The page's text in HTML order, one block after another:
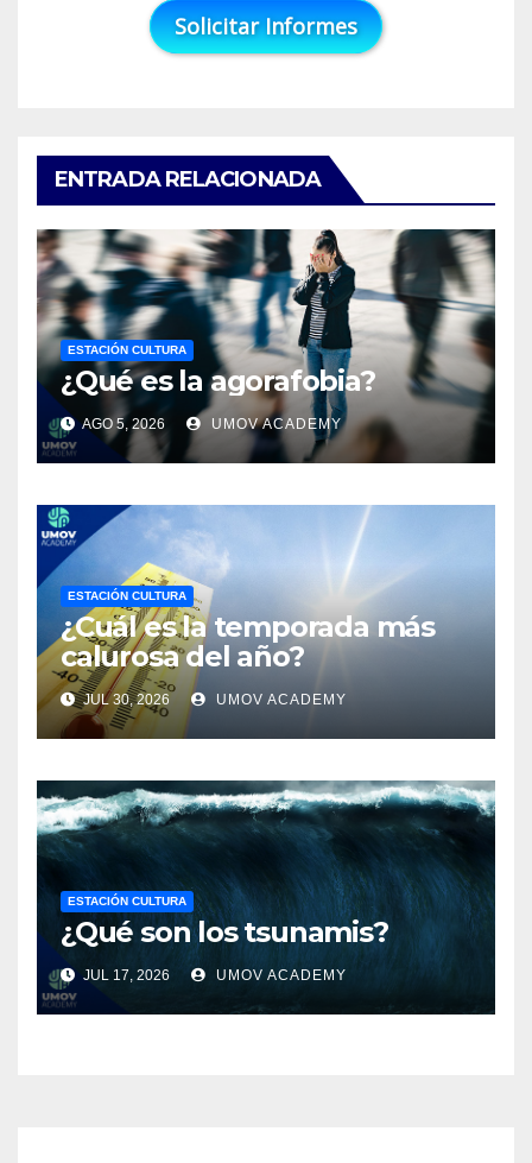
ENTRADA RELACIONADA
ESTACIÓN CULTURA
¿Qué es la agorafobia?
AGO 5, 2026 UMOV ACADEMY
ESTACIÓN CULTURA
¿Cuál es la temporada más
calurosa del año?
JUL 30, 2026 UMOV ACADEMY
ESTACIÓN CULTURA
¿Qué son los tsunamis?
JUL 17, 2026 UMOV ACADEMY